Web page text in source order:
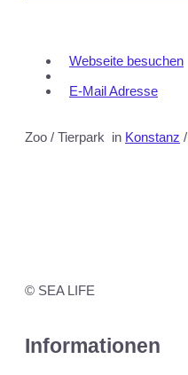
Webseite besuchen
E-Mail Adresse
Zoo / Tierpark in Konstanz /
© SEA LIFE
Informationen